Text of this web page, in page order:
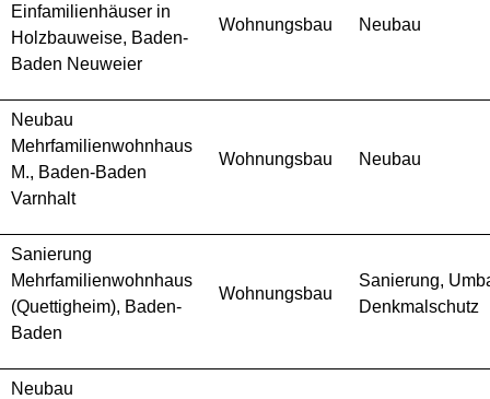
Einfamilienhäuser in
Holzbauweise, Baden-
Baden Neuweier
Wohnungsbau Neubau
Neubau
Mehrfamilienwohnhaus
M., Baden-Baden
Varnhalt
Wohnungsbau Neubau
Sanierung
Mehrfamilienwohnhaus
(Quettigheim), Baden-
Baden
Wohnungsbau
Sanierung,
Denkmalschutz
Neubau